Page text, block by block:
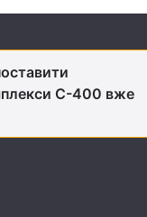
Погода
Регіони
С-400 вже